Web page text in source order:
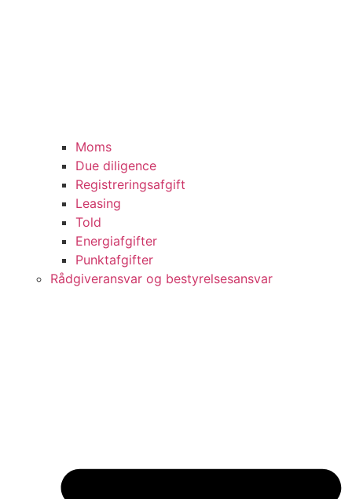
Moms
Due diligence
Registreringsafgift
Leasing
Told
Energiafgifter
Punktafgifter
Rådgiveransvar og bestyrelsesansvar